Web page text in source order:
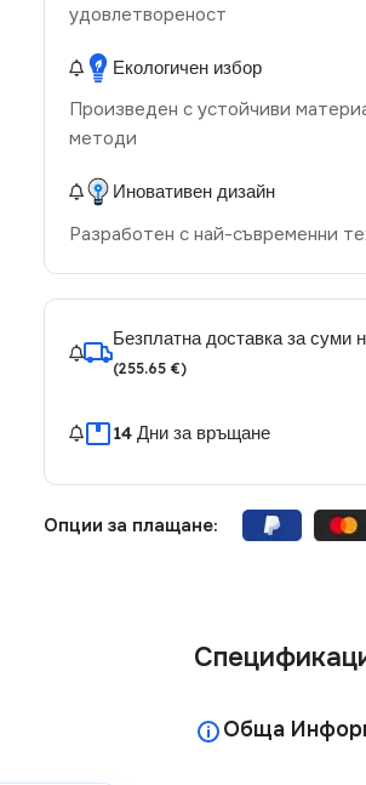
удовлетвореност
Екологичен избор
Произведен с устойчиви
методи
Иновативен дизайн
Разработен с най-съвременни
Безплатна доставка за суми
(255.65 €)
14 Дни за връщане
Опции за плащане:
Обща